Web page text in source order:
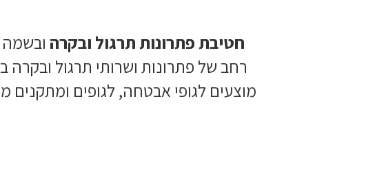
חטיבת פתרונות תרגול ובקרה
רחב של פתרונות ושרותי תרגול ובקרה
מוצעים לגופי אבטחה, לגופים ומתקנים